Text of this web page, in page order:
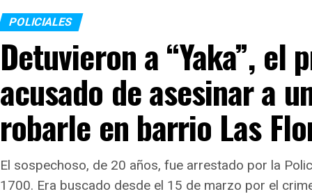
POLICIALES
Detuvieron a “Yaka”,
acusado de asesinar a
robarle en barrio Las
El sospechoso, de 20 años, fue arrestado por la
1700. Era buscado desde el 15 de marzo por el